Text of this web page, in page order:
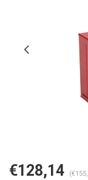
€128,14